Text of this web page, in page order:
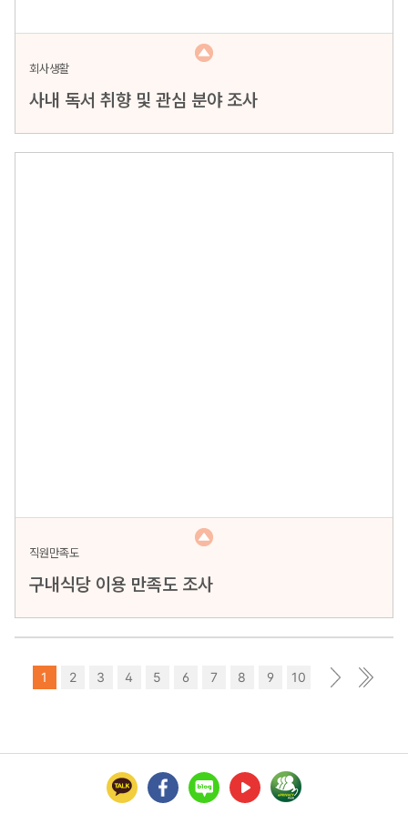
회사생활
사내 독서 취향 및 관심 분야 조사
직원만족도
구내식당 이용 만족도 조사
1 2 3 4 5 6 7 8 9 10 >